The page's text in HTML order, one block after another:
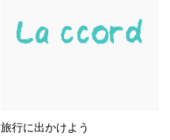
旅行に出かけよう